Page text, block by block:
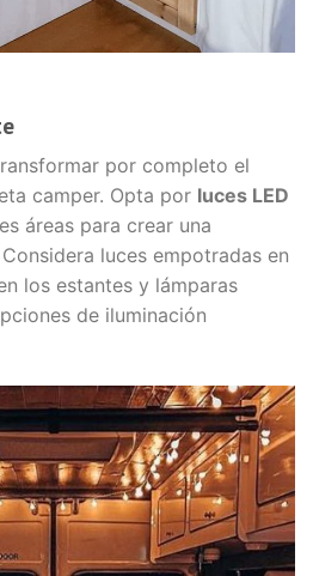
por completo el
camper. Opta por luces LED
áreas para crear una
luces empotradas en
los estantes y lámparas
de iluminación